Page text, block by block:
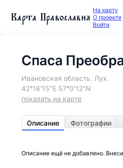
Карта Православия На карту
О проекте
Войти
Спаса
Ивановская область. Лух.
42°16′15″E 57°0′12″N
показать на карте
Описание Фотографии
Описание ещё не добавлено.